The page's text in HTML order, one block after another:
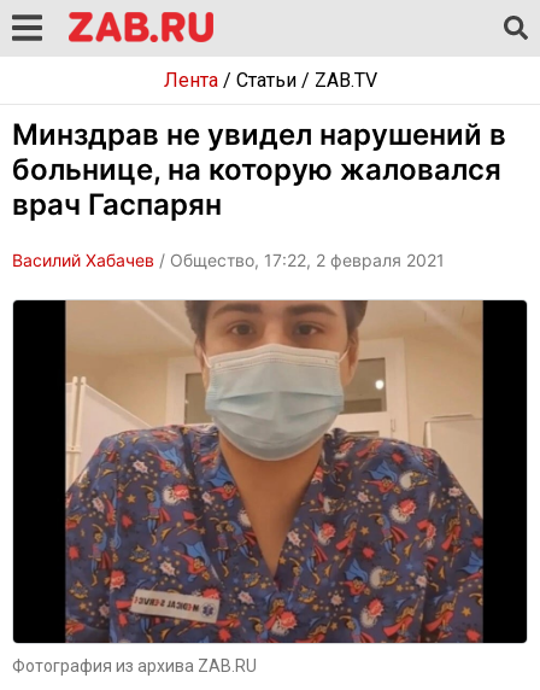
Лента/ Статьи/ ZAB.TV
Минздрав не увидел нарушений в
больнице, на которую жаловался
врач Гаспарян
Василий Хабачев / Общество, 17:22, 2 февраля 2021
Фотография из архива ZAB.RU